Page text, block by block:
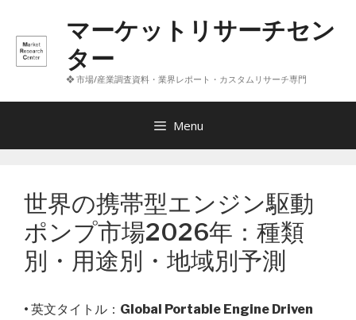
へ
マーケットリサーチセン
ター
❖ 市場/産業調査資料・業界レポート・カスタムリサーチ専門
Menu
世界の携帯型エンジン駆動
ポンプ市場2026年：種類
別・用途別・地域別予測
• 英文タイトル： Global Portable Engine Driven